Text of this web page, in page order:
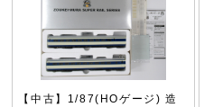
【中古】1/87(HOゲージ) 造